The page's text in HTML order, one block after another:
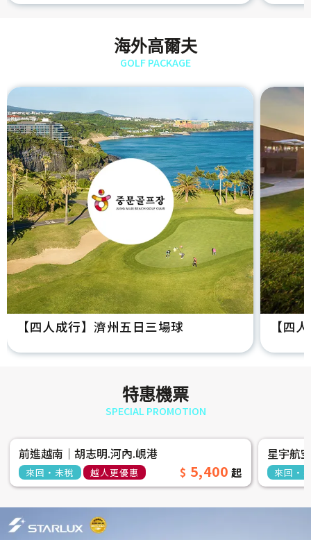
海外高爾夫
GOLF PACKAGE
【四人成行】濟州五日三場球 【四
特惠機票
SPECIAL PROMOTION
前進越南│胡志明.河內.峴港
來回‧未稅 越人更優惠 5,400
星宇航
來回‧